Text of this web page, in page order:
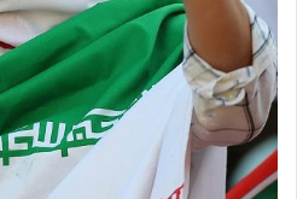
سرشناسی حضور پیدا کنند و برای
سطح قاره آسیا، رقابت کنند.
◾️منبع:فوتبال360 ◾️عکس :کیمیا قاسم زاده
◾️با فوتبالز همراه شوید◾️فوتبالز را در
کنید◾️
footballs.women@